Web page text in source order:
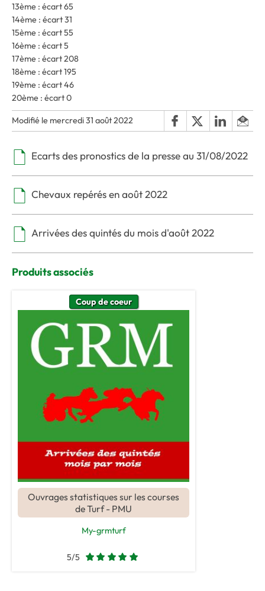
13ème : écart 65
14ème : écart 31
15ème : écart 55
16ème : écart 5
17ème : écart 208
18ème : écart 195
19ème : écart 46
20ème : écart 0
Modifié le mercredi 31 août 2022
Ecarts des pronostics de la presse au 31/08/2022
Chevaux repérés en août 2022
Arrivées des quintés du mois d'août 2022
Produits associés
Coup de coeur
Ouvrages statistiques sur les courses
de Turf - PMU
My-grmturf
5/5